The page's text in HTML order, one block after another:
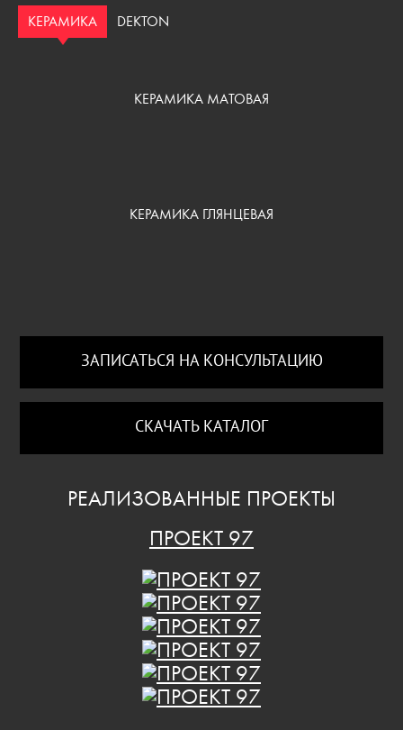
КЕРАМИКА DEKTON
КЕРАМИКА МАТОВАЯ
КЕРАМИКА ГЛЯНЦЕВАЯ
ЗАПИСАТЬСЯ НА КОНСУЛЬТАЦИЮ
СКАЧАТЬ КАТАЛОГ
РЕАЛИЗОВАННЫЕ ПРОЕКТЫ
ПРОЕКТ 97